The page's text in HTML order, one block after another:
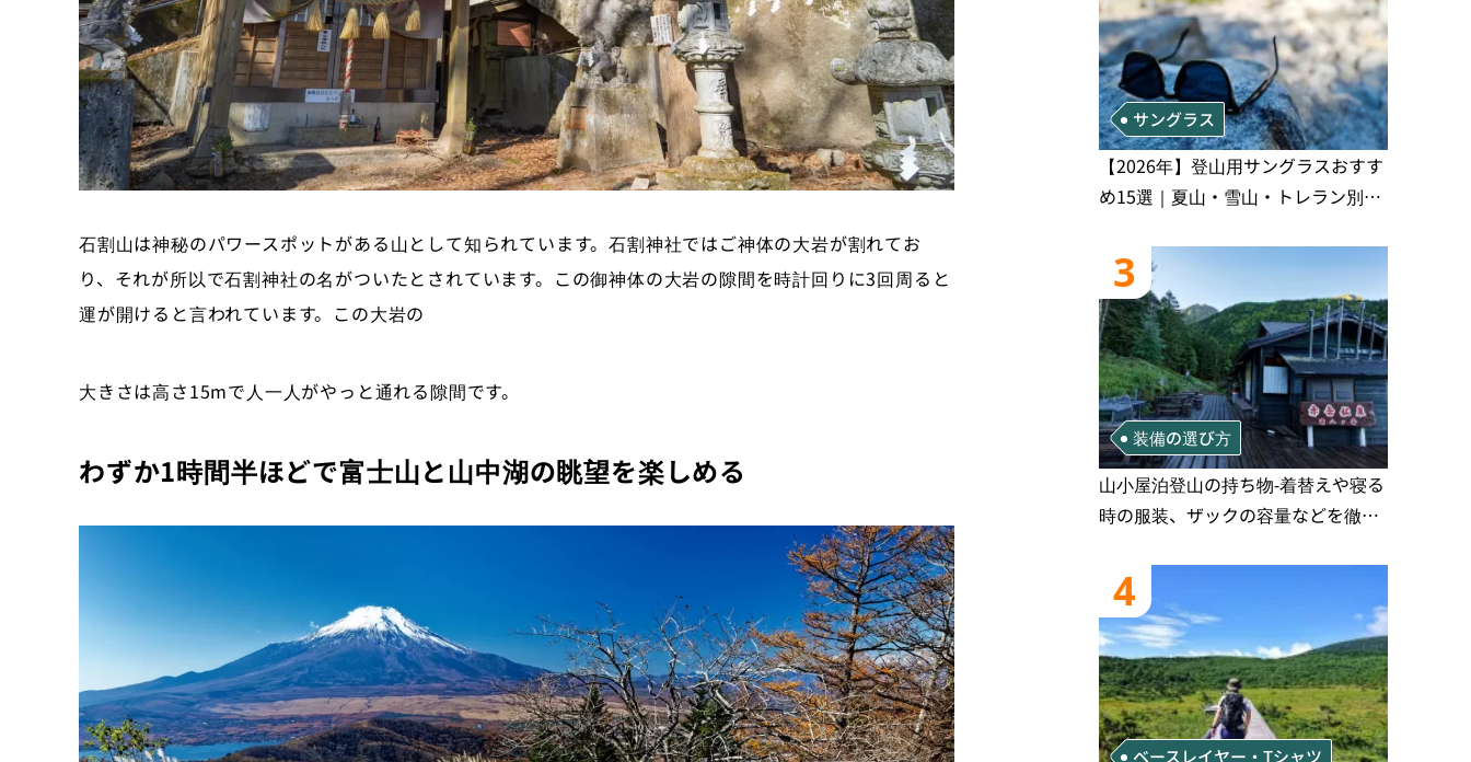
石割山は神秘のパワースポットがある山として知られています。石割神社ではご神体の大岩が割れてお
り、それが所以で石割神社の名がついたとされています。この御神体の大岩の隙間を時計回りに3回周ると
運が開けると言われています。この大岩の
大きさは高さ15mで人一人がやっと通れる隙間です。
わずか1時間半ほどで富士山と山中湖の眺望を楽しめる
サングラス
【2026年】登山用サングラスおすす
め15選｜夏山・雪山・トレラン別、
3
装備の選び方
山小屋泊登山の持ち物‐着替えや寝る
時の服装、ザックの容量などを徹底
4
ベースレイヤー・Tシャツ